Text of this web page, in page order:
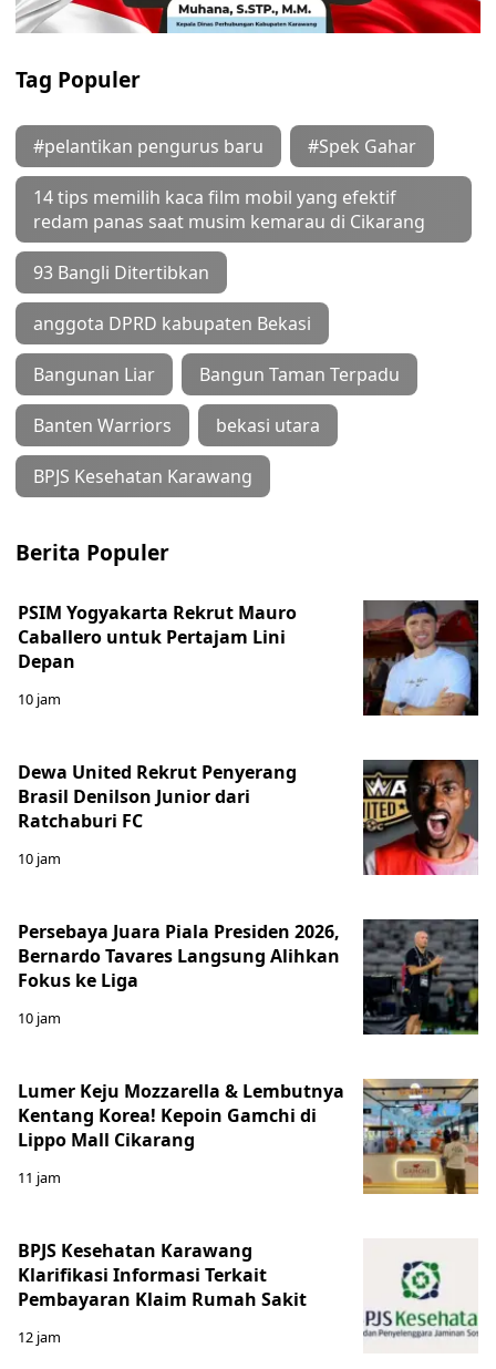
Tag Populer
#pelantikan pengurus baru #Spek Gahar
14 tips memilih kaca film mobil yang efektif
redam panas saat musim kemarau di Cikarang
93 Bangli Ditertibkan
anggota DPRD kabupaten Bekasi
Bangunan Liar Bangun Taman Terpadu
Banten Warriors bekasi utara
BPJS Kesehatan Karawang
Berita Populer
PSIM Yogyakarta Rekrut Mauro
Caballero untuk Pertajam Lini
Depan
10 jam
Dewa United Rekrut Penyerang
Brasil Denilson Junior dari
Ratchaburi FC
10 jam
Persebaya Juara Piala Presiden 2026,
Bernardo Tavares Langsung Alihkan
Fokus ke Liga
10 jam
Lumer Keju Mozzarella & Lembutnya
Kentang Korea! Kepoin Gamchi di
Lippo Mall Cikarang
11 jam
BPJS Kesehatan Karawang
Klarifikasi Informasi Terkait
Pembayaran Klaim Rumah Sakit
12 jam